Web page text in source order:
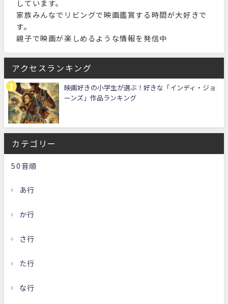
しています。
家族みんなでリビングで映画鑑賞する時間が大好きで
す。
親子で映画が楽しめるような情報を発信中
アクセスランキング
映画好きの小学生が選ぶ！好きな「インディ・ジョ
ーンズ」作品ランキング
カテゴリー
50音順
あ行
か行
さ行
た行
な行